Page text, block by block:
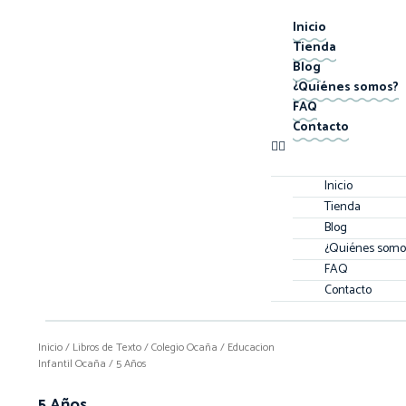
Inicio
Tienda
Blog
¿Quiénes somos?
FAQ
Contacto
Inicio
Tienda
Blog
¿Quiénes
FAQ
Contacto
Inicio/ Libros de Texto/Colegio Ocaña / Educacion
Infantil Ocaña / 5 Años